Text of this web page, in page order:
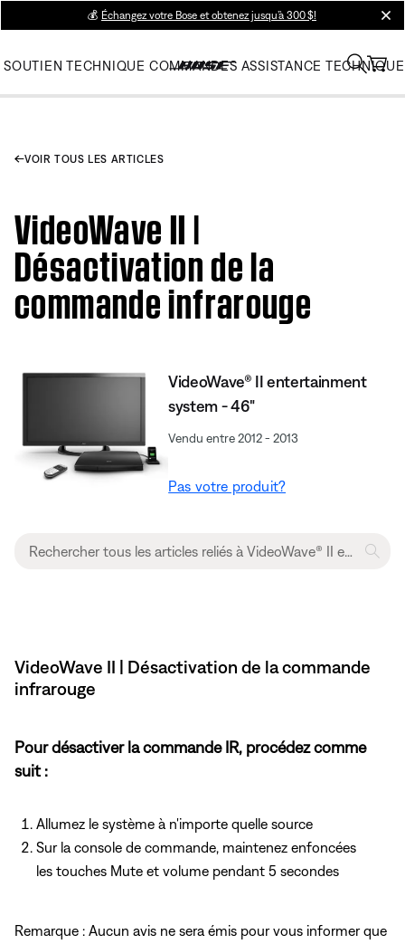
💰 Échangez votre Bose et obtenez jusqu’à 300 $!
SOUTIEN TECHNIQUE COMMANDES ASSISTANCE TECHNIQUE
VOIR TOUS LES ARTICLES
VideoWave II |
Désactivation de la
commande infrarouge
VideoWave® II entertainment
system - 46"
Vendu entre 2012 - 2013
Pas votre produit?
VideoWave II | Désactivation de la commande
infrarouge
Pour désactiver la commande IR, procédez comme
suit :
Allumez le système à n'importe quelle source
Sur la console de commande, maintenez enfoncées
les touches Mute et volume pendant 5 secondes
Remarque : Aucun avis ne sera émis pour vous informer que